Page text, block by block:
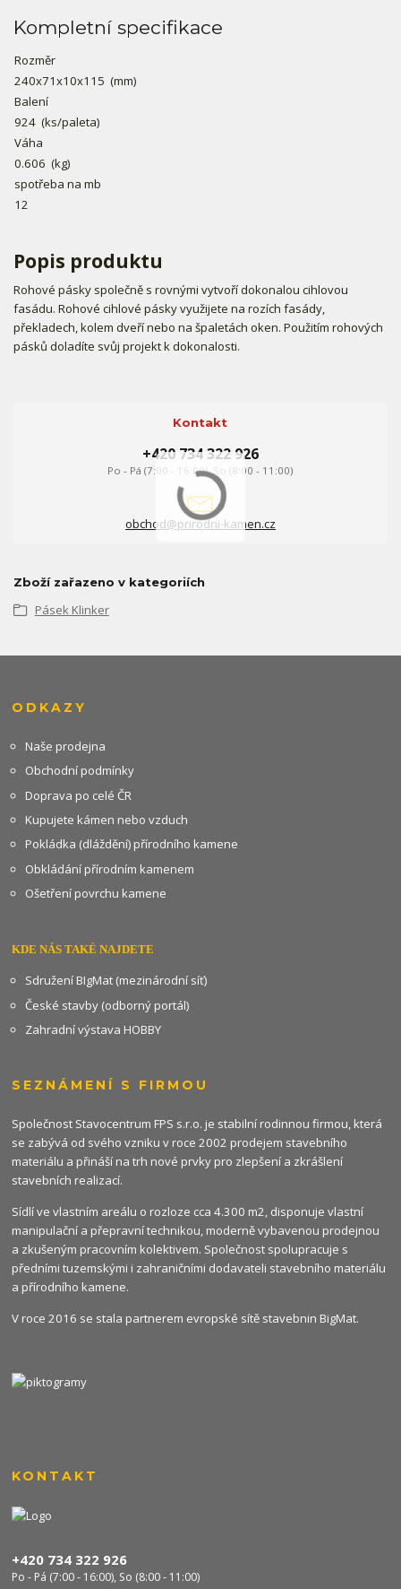
Kompletní specifikace
Rozměr
240x71x10x115 (mm)
Balení
924 (ks/paleta)
Váha
0.606 (kg)
spotřeba na mb
12
Popis produktu
Rohové pásky společně s rovnými vytvoří dokonalou cihlovou
fasádu. Rohové cihlové pásky využijete na rozích fasády,
překladech, kolem dveří nebo na špaletách oken. Použitím rohových
pásků doladíte svůj projekt k dokonalosti.
Kontakt
+420 734 322 926
Po - Pá (7:00 - 16:00), So (8:00 - 11:00)
obchod@prirodni-kamen.cz
Zboží zařazeno v kategoriích
Pásek Klinker
ODKAZY
Naše prodejna
Obchodní podmínky
Doprava po celé ČR
Kupujete kámen nebo vzduch
Pokládka (dláždění) přírodního kamene
Obkládání přírodním kamenem
Ošetření povrchu kamene
KDE NÁS TAKÉ NAJDETE
Sdružení BIgMat (mezinárodní síť)
České stavby (odborný portál)
Zahradní výstava HOBBY
SEZNÁMENÍ S FIRMOU
Společnost Stavocentrum FPS s.r.o. je stabilní rodinnou firmou, která
se zabývá od svého vzniku v roce 2002 prodejem stavebního
materiálu a přináší na trh nové prvky pro zlepšení a zkrášlení
stavebních realizací.
Sídlí ve vlastním areálu o rozloze cca 4.300 m2, disponuje vlastní
manipulační a přepravní technikou, moderně vybavenou prodejnou
a zkušeným pracovním kolektivem. Společnost spolupracuje s
předními tuzemskými i zahraničními dodavateli stavebního materiálu
a přírodního kamene.
V roce 2016 se stala partnerem evropské sítě stavebnin BigMat.
KONTAKT
+420 734 322 926
Po - Pá (7:00 - 16:00), So (8:00 - 11:00)